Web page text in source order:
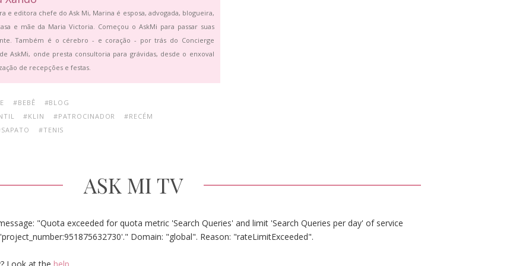
e editora chefe do Ask Mi, Marina é esposa, advogada, blogueira,
e mãe da Maria Victoria. Começou o AskMi para passar suas
Também é o cérebro - e coração - por trás do Concierge
AskMi, onde presta consultoria para grávidas, desde o enxoval
de recepções e festas.
#BEBÊ
#BLOG
#KLIN #PATROCINADOR
#RECÉM
#TENIS
ASK MI TV
"Quota exceeded for quota metric 'Search Queries' and limit 'Search Queries per day' of service
Domain: "global". Reason: "rateLimitExceeded".